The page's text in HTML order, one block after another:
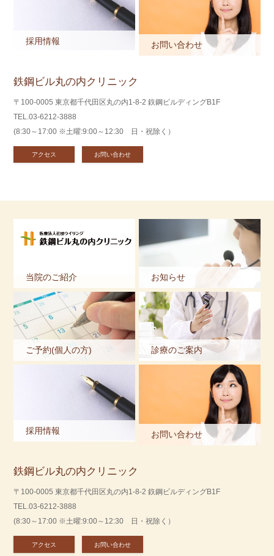
採用情報 お問い合わせ
鉄鋼ビル丸の内クリニック
〒100-0005 東京都千代田区丸の内1-8-2 鉃鋼ビルディングB1F
TEL.03-6212-3888
(8:30～17:00 ※土曜:9:00～12:30 日・祝除く）
アクセス お問い合わせ
当院のご紹介 お知らせ
ご予約(個人の方) 診療のご案内
採用情報 お問い合わせ
鉄鋼ビル丸の内クリニック
〒100-0005 東京都千代田区丸の内1-8-2 鉃鋼ビルディングB1F
TEL.03-6212-3888
(8:30～17:00 ※土曜:9:00～12:30 日・祝除く）
アクセス お問い合わせ